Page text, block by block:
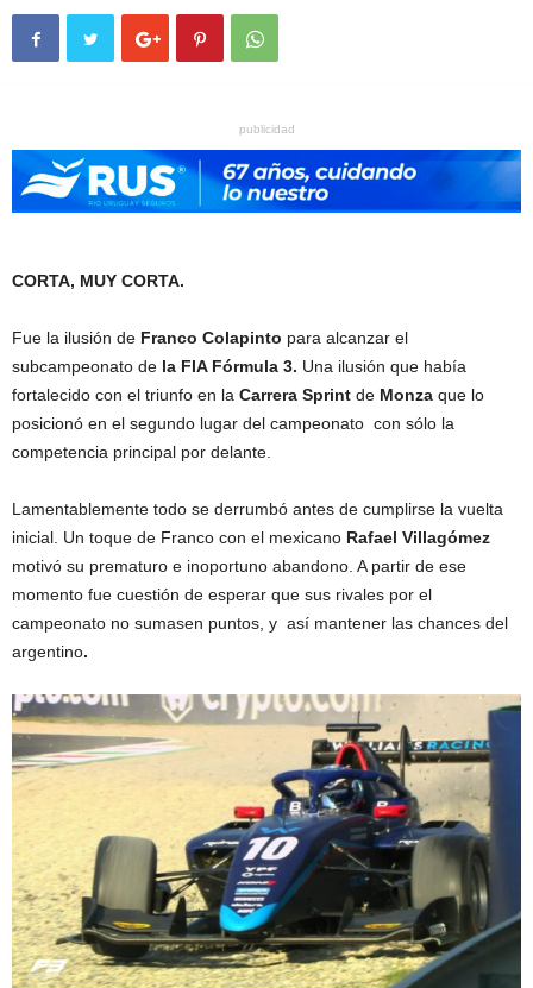
publicidad
CORTA, MUY CORTA.
Fue la ilusión de Franco Colapinto para alcanzar el
subcampeonato de la FIA Fórmula 3. Una ilusión que había
fortalecido con el triunfo en la Carrera Sprint de Monza que lo
posicionó en el segundo lugar del campeonato con sólo la
competencia principal por delante.
Lamentablemente todo se derrumbó antes de cumplirse la vuelta
inicial. Un toque de Franco con el mexicano Rafael Villagómez
motivó su prematuro e inoportuno abandono. A partir de ese
momento fue cuestión de esperar que sus rivales por el
campeonato no sumasen puntos, y así mantener las chances del
argentino.